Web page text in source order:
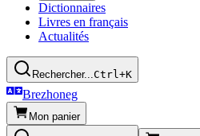
Dictionnaires
Livres en français
Actualités
Rechercher...Ctrl+K
Brezhoneg
Mon panier